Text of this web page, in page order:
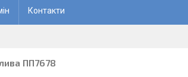
Контакти
ПП7678